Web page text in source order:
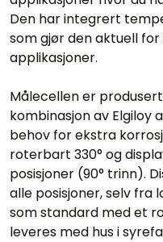
Den har integrert
som gjør den aktuell
applikasjoner.
Målecellen er
kombinasjon av Elgiloy
behov for ekstra
roterbart 330° og
posisjoner (90° trinn).
alle posisjoner, selv fra
som standard med et
leveres med hus i